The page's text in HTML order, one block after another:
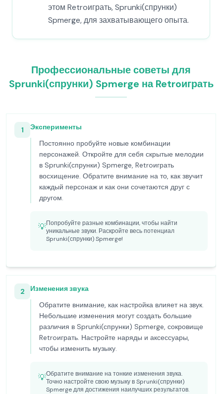
этом Retroиграть, Sprunki(спрунки)
Spmerge, для захватывающего опыта.
Профессиональные советы для
Sprunki(спрунки) Spmerge на Retroиграть
1
Эксперименты
Постоянно пробуйте новые комбинации
персонажей. Откройте для себя скрытые мелодии
в Sprunki(спрунки) Spmerge, Retroиграть
восхищение. Обратите внимание на то, как звучит
каждый персонаж и как они сочетаются друг с
другом.
💡Попробуйте разные комбинации, чтобы найти
уникальные звуки. Раскройте весь потенциал
Sprunki(спрунки) Spmerge!
2
Изменения звука
Обратите внимание, как настройка влияет на звук.
Небольшие изменения могут создать большие
различия в Sprunki(спрунки) Spmerge, сокровище
Retroиграть. Настройте наряды и аксессуары,
чтобы изменить музыку.
💡Обратите внимание на тонкие изменения звука.
Точно настройте свою музыку в Sprunki(спрунки)
Spmerge для достижения наилучших результатов.